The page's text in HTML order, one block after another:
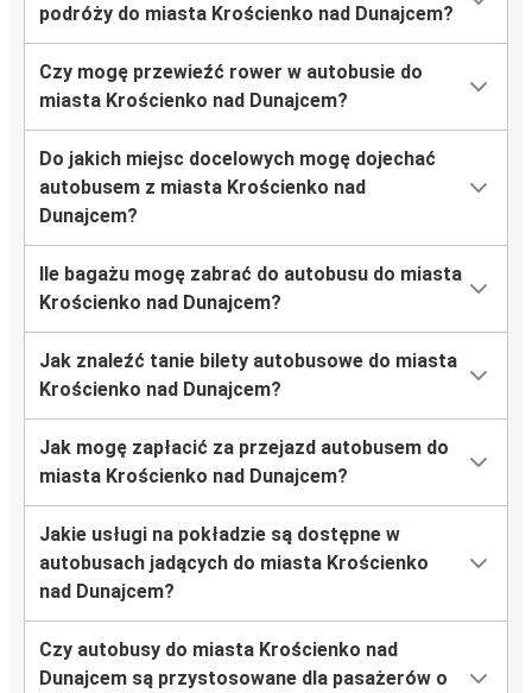
Krościenko nad Dunajcem
Krościenko nad Dunajcem
podróży do miasta Krościenko nad Dunajcem?
Czy mogę przewieźć rower w autobusie do
miasta Krościenko nad Dunajcem?
Do jakich miejsc docelowych mogę dojechać
autobusem z miasta Krościenko nad
Dunajcem?
Ile bagażu mogę zabrać do autobusu do miasta
Krościenko nad Dunajcem?
Jak znaleźć tanie bilety autobusowe do miasta
Krościenko nad Dunajcem?
Jak mogę zapłacić za przejazd autobusem do
miasta Krościenko nad Dunajcem?
Jakie usługi na pokładzie są dostępne w
autobusach jadących do miasta Krościenko
nad Dunajcem?
Czy autobusy do miasta Krościenko nad
Dunajcem są przystosowane dla pasażerów o